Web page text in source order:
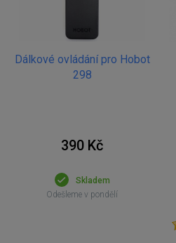
Dálkové ovládání pro Hobot
298
390 Kč
Skladem
Odešleme v pondělí